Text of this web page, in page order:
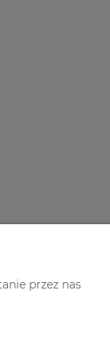
przez nas